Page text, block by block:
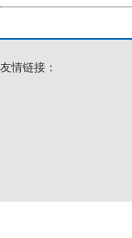
友情链接：